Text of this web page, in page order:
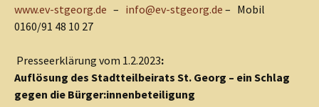
www.ev-stgeorg.de – info@ev-stgeorg.de – Mobil
0160/91 48 10 27
Presseerklärung vom 1.2.2023:
Auflösung des Stadtteilbeirats St. Georg – ein Schlag
gegen die Bürger:innenbeteiligung